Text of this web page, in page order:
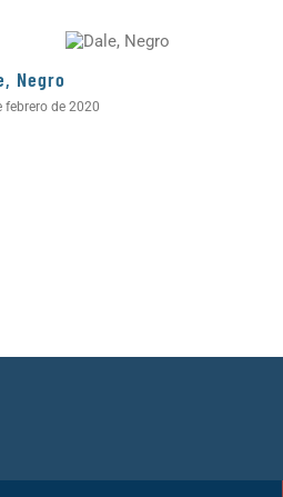
Negro
febrero de 2020